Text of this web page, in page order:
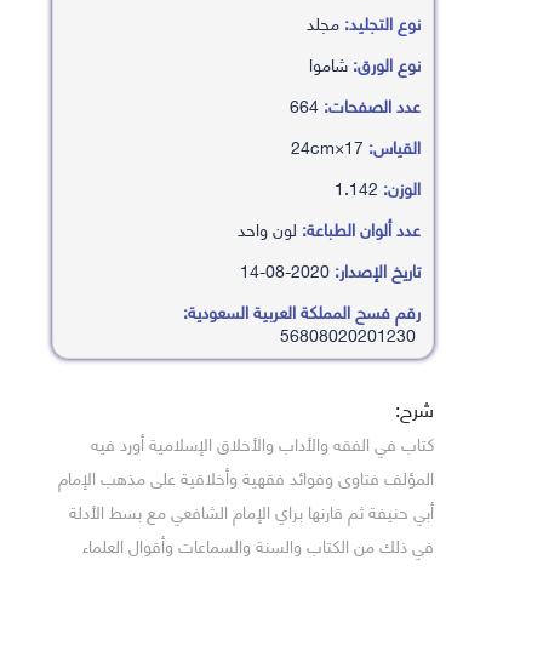
نوع التجليد:مجلد
نوع الورق:شاموا
عدد الصفحات:
القياس:
الوزن:
عدد ألوان الطباعة: لون واحد
تاريخ الإصدار:
رقم فسح المملكة العربية السعودية:
شرح:
كتاب في الفقه والأداب والأخلاق الإسلامية أورد فيه
المؤلف فتاوى وفوائد فقهية وأخلاقية على مذهب الإمام
أبي حنيفة ثم قارنها براي الإمام الشافعي مع بسط الأدلة
في ذلك من الكتاب والسنة والسماعات وأقوال العلماء